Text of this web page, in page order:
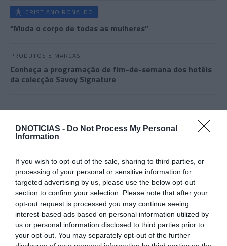
DNOTICIAS - Do Not Process My Personal
Information
If you wish to opt-out of the sale, sharing to third parties, or
processing of your personal or sensitive information for
targeted advertising by us, please use the below opt-out
section to confirm your selection. Please note that after your
opt-out request is processed you may continue seeing
interest-based ads based on personal information utilized by
us or personal information disclosed to third parties prior to
your opt-out. You may separately opt-out of the further
CRISTIANO RONALDO
“Muda o corpo de todas as mulheres”
PRODUTOS E MARCAS
Conheça a programação de fim-de-semana dos hotéis
da colecção Savoy Signature